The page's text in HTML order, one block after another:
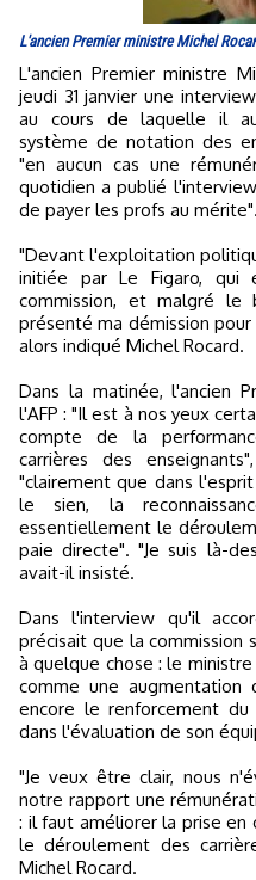
L'ancien Premier ministre Michel
L'ancien Premier ministre Michel Rocard avait accordé hier
jeudi 31 janvier une
au cours de laquelle il
système de notation des
"en aucun cas une
quotidien a publié
de payer les profs au mérite".
"Devant l'exploitation
initiée par Le Figaro,
commission, et malgré
présenté ma démission
alors indiqué Michel Rocard.
Dans la matinée, l'ancien
l'AFP : "Il est à nos yeux
compte de la
carrières des
"clairement que dans
le sien, la
essentiellement le
paie directe". "Je suis là-
avait-il insisté.
Dans l'interview qu'il
précisait que la commission
à quelque chose : le
comme une augmentation
encore le renforcement
dans l'évaluation de son
"Je veux être clair, nous
notre rapport une
: il faut améliorer la prise
le déroulement des
Michel Rocard.